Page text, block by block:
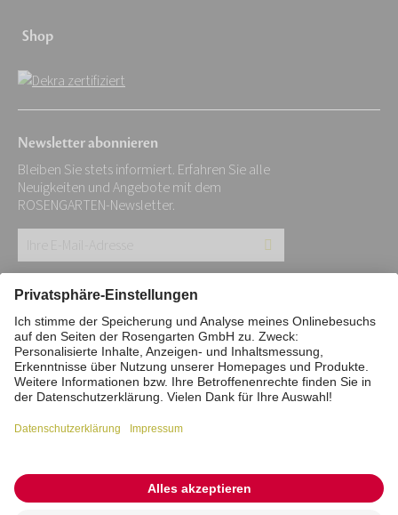
Shop
Newsletter abonnieren
Bleiben Sie stets informiert. Erfahren Sie alle
Neuigkeiten und Angebote mit dem
ROSENGARTEN-Newsletter.
E-
Mail-
Adresse:
*
Impressum Datenschutz
Stiftung
Interne Meldestelle
Zahlungsmittel
Barrierefreiheitserklärung
Vertrag widerrufen